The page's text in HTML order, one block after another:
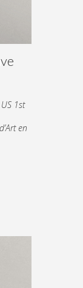
1st
en